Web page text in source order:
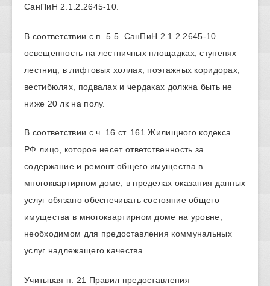
СанПиН 2.1.2.2645-10.
В соответствии с п. 5.5. СанПиН 2.1.2.2645-10
освещенность на лестничных площадках, ступенях
лестниц, в лифтовых холлах, поэтажных коридорах,
вестибюлях, подвалах и чердаках должна быть не
ниже 20 лк на полу.
В соответствии с ч. 16 ст. 161 Жилищного кодекса
РФ лицо, которое несет ответственность за
содержание и ремонт общего имущества в
многоквартирном доме, в пределах оказания данных
услуг обязано обеспечивать состояние общего
имущества в многоквартирном доме на уровне,
необходимом для предоставления коммунальных
услуг надлежащего качества.
Учитывая п. 21 Правил предоставления